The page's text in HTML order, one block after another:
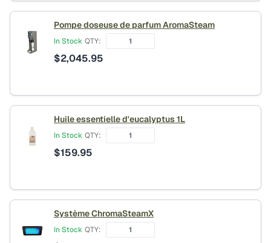
Pompe doseuse de parfum AromaSteam
In Stock QTY:
$2,045.95
Huile essentielle d'eucalyptus 1L
In Stock QTY:
$159.95
Système ChromaSteamX
In Stock QTY: